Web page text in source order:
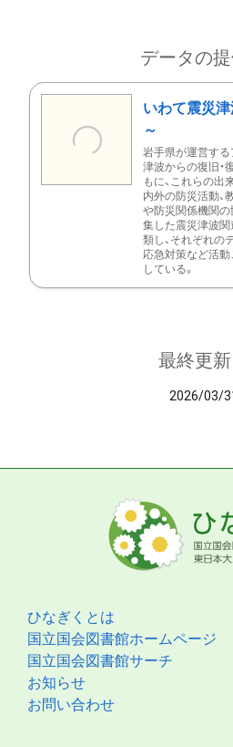
データの
いわて震災
～
岩手県が運営する
津波からの復旧・
もに、これらの出
内外の防災活動、
や防災関係機関の
集した震災津波
類し、それぞれの
応急対策など活
している。
最終更新
2026/03/
ひなぎくとは
国立国会図書館ホームページ
国立国会図書館サーチ
お知らせ
お問い合わせ